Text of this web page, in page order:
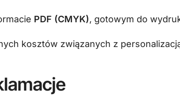
PDF (CMYK), gotowym do
kosztów związanych z